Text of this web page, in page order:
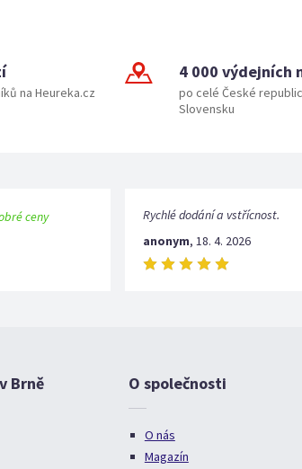
na Heureka.cz
4 000 výdejních
po celé České
Slovensku
ceny
Rychlé dodání a vstřícnost.
anonym, 18. 4. 2026
Brně O společnosti
O nás
Magazín